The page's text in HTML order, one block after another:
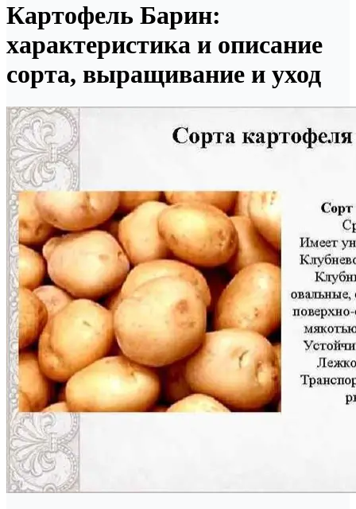
Картофель Барин:
характеристика и описание
сорта, выращивание и уход